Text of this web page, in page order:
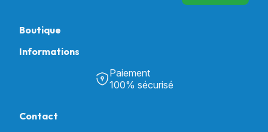
Boutique
Puériculture
Informations
Découvrir Univers Santé
Notre catalogue
Paiement
100% sécurisé
Contact